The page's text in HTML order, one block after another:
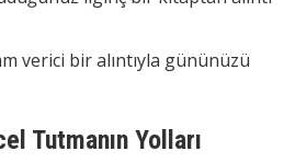
verici bir alıntıyla gününüzü
Tutmanın Yolları